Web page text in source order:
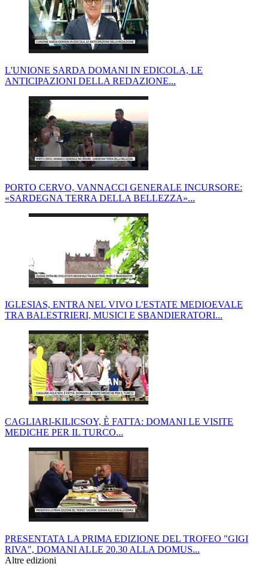
L'UNIONE SARDA DOMANI IN EDICOLA, LE
ANTICIPAZIONI DELLA REDAZIONE...
PORTO CERVO, VANNACCI GENERALE INCURSORE:
«SARDEGNA TERRA DELLA BELLEZZA»...
IGLESIAS, ENTRA NEL VIVO L'ESTATE MEDIOEVALE
TRA BALESTRIERI, MUSICI E SBANDIERATORI...
CAGLIARI-KILICSOY, È FATTA: DOMANI LE VISITE
MEDICHE PER IL TURCO...
PRESENTATA LA PRIMA EDIZIONE DEL TROFEO "GIGI
RIVA", DOMANI ALLE 20.30 ALLA DOMUS...
Altre edizioni